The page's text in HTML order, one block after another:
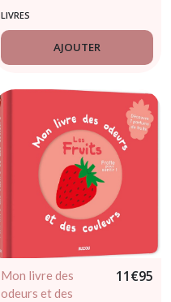
couleurs - Fruits en
Folie
LIVRES
AJOUTER
Mon livre des
odeurs et des
11€95